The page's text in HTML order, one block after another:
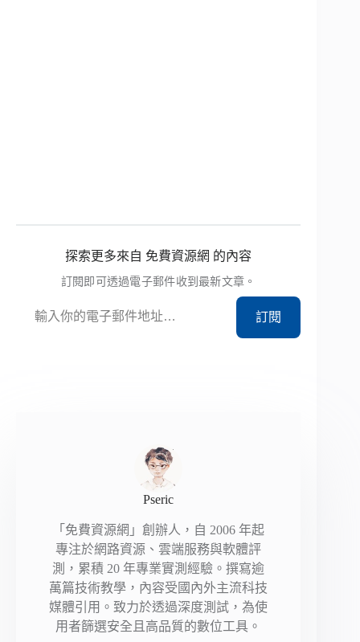
探索更多來自 免費資源網 的內容
訂閱即可透過電子郵件收到最新文章。
訂閱
Pseric
「免費資源網」創辦人，自 2006 年起
專注於網路資源、雲端服務與軟體評
測，累積 20 年專業實測經驗。撰寫逾
萬篇技術教學，內容受國內外主流科技
媒體引用。致力於透過深度測試，為使
用者篩選安全且高品質的數位工具。